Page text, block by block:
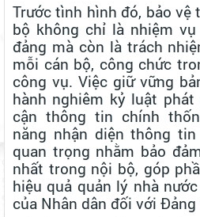
Trước tình hình đó, bảo
bộ không chỉ là nhiệm
đảng mà còn là trách
mỗi cán bộ, công chức
công vụ. Việc giữ vững
hành nghiêm kỷ luật
cận thông tin chính
năng nhận diện thông
quan trọng nhằm bảo
nhất trong nội bộ, góp
hiệu quả quản lý nhà
của Nhân dân đối với